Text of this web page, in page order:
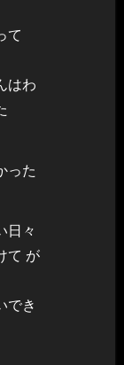
て
はわ
った
日々
て が
でき